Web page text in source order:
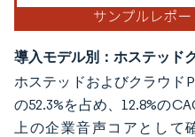
導入モデル別：ホステッド
ホステッドおよびクラウド
の52.3%を占め、12.8%の
上の企業音声コアとして